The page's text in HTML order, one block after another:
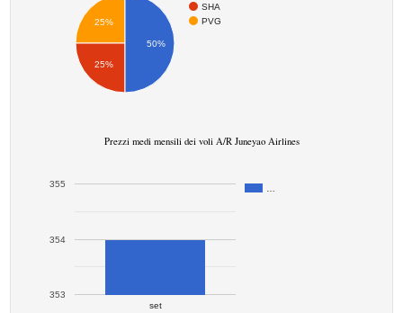
SHA
PVG
25%
25%
50%
Prezzi medi mensili dei voli A/R Juneyao Airlines
set
353
354
355